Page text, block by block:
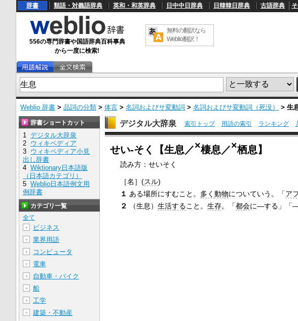
辞書 類語・対義語辞典 英和・和英辞典 日中中日辞典 日韓韓日辞典 古語辞典
556の専門辞書や国語辞典百科事典
から一度に検索!
無料の翻訳なら
Weblio翻訳！
Weblio 辞書 > 品詞の分類 > 体言 > 名詞およびサ変動詞 > 名詞およびサ変動詞（死没） > 生
U
n
/
L
o
a
1
2
デジタル大辞泉 索引トップ 用語の索引 ランキング
せい‐そく【生息／×棲息／×栖息】
読み方：せいそく
［名］(スル)
１ ある場所にすむこと。 多く動物についていう。「ア
２
（生息）生活すること。生存。「都会に―する」「―
辞書ショートカット
1 デジタル大辞泉
2 ウィキペディア
3 ウィキペディア小見
出し辞書
4 Wiktionary日本語版
（日本語カテゴリ）
5 Weblio日本語例文用
例辞書
カテゴリ一覧
全て
＋
ビジネス
＋ 業界用語
＋ コンピュータ
＋ 電車
＋ 自動車・バイク
＋ 船
＋ 工学
＋ 建築・不動産